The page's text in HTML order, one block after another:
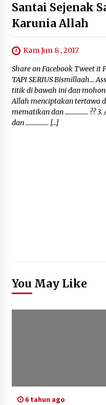
Santai Sejenak
Karunia Allah
Kam Jun 8 , 2017
Share on Facebook Tweet it
TAPI SERIUS Bismillaah…
titik di bawah ini dan mohon
Allah menciptakan tertawa
mematikan dan …………… ??
dan …………… […]
You May Like
6 tahun ago